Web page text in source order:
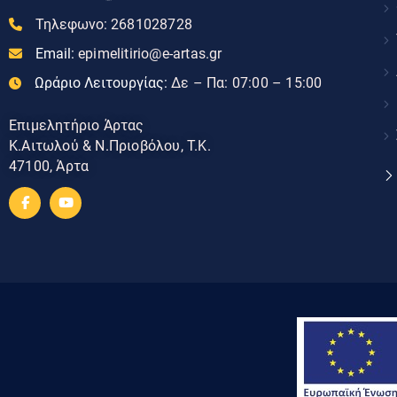
Τηλεφωνο: 2681028728
Email: epimelitirio@e-artas.gr
Ωράριο Λειτουργίας: Δε – Πα: 07:00 – 15:00
Επιμελητήριο Άρτας
Κ.Αιτωλού & Ν.Πριοβόλου, Τ.Κ.
47100, Άρτα